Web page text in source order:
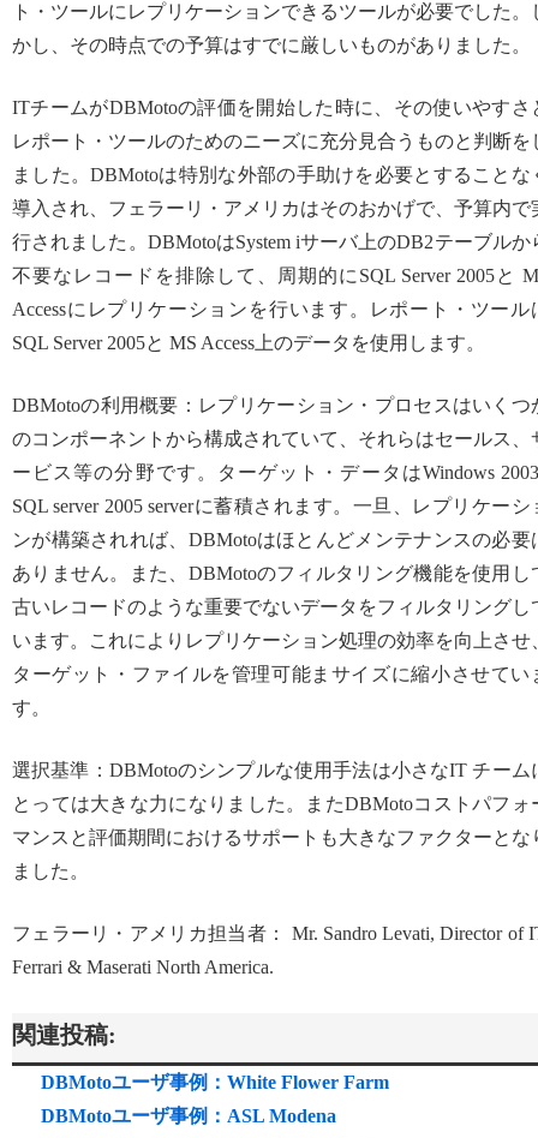
ト・ツールにレプリケーションできるツールが必要でした。
かし、その時点での予算はすでに厳しいものがありました。
ITチームがDBMotoの評価を開始した時に、その使いやすさ
レポート・ツールのためのニーズに充分見合うものと判断を
ました。DBMotoは特別な外部の手助けを必要とすることな
導入され、フェラーリ・アメリカはそのおかげで、予算内で
行されました。DBMotoはSystem iサーバ上のDB2テーブルか
不要なレコードを排除して、周期的にSQL Server 2005と
Accessにレプリケーションを行います。レポート・ツール
SQL Server 2005と MS Access上のデータを使用します。
DBMotoの利用概要：レプリケーション・プロセスはいくつ
のコンポーネントから構成されていて、それらはセールス、
ービス等の分野です。ターゲット・データはWindows
SQL server 2005 serverに蓄積されます。一旦、レプリケーシ
ンが構築されれば、DBMotoはほとんどメンテナンスの必要
ありません。また、DBMotoのフィルタリング機能を使用し
古いレコードのような重要でないデータをフィルタリングし
います。これによりレプリケーション処理の効率を向上させ
ターゲット・ファイルを管理可能まサイズに縮小させてい
す。
選択基準：DBMotoのシンプルな使用手法は小さなIT チーム
とっては大きな力になりました。またDBMotoコストパフォ
マンスと評価期間におけるサポートも大きなファクターとな
ました。
フェラーリ・アメリカ担当者： Mr. Sandro Levati, Director of
Ferrari & Maserati North America.
関連投稿:
DBMotoユーザ事例：White Flower Farm
DBMotoユーザ事例：ASL Modena